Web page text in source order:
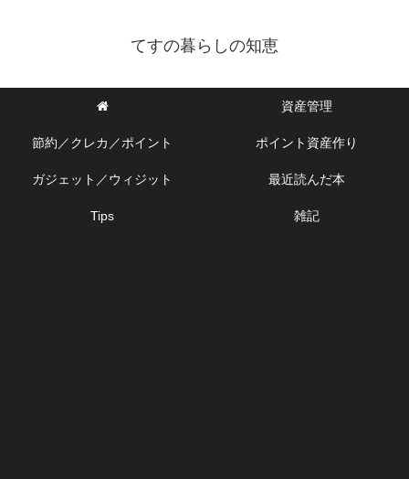
てすの暮らしの知恵
資産管理
節約／クレカ／ポイント ポイント資産作り
ガジェット／ウィジット 最近読んだ本
Tips 雑記